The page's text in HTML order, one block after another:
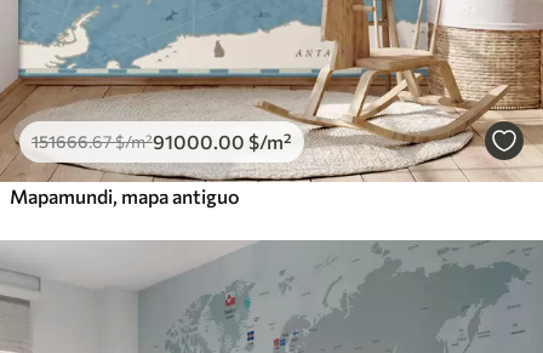
151666.67$/m²91000 .00 $/m²
Mapamundi, mapa antiguo